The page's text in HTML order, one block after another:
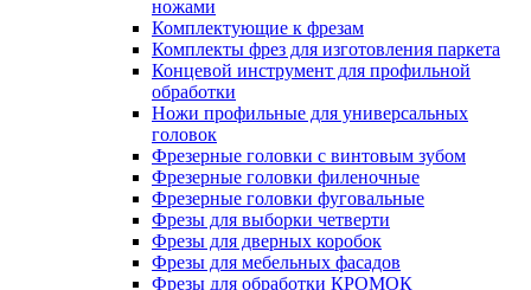
ножами
Комплектующие к фрезам
Комплекты фрез для изготовления паркета
Концевой инструмент для профильной
обработки
Ножи профильные для универсальных
головок
Фрезерные головки с винтовым зубом
Фрезерные головки филеночные
Фрезерные головки фуговальные
Фрезы для выборки четверти
Фрезы для дверных коробок
Фрезы для мебельных фасадов
Фрезы для обработки КРОМОК